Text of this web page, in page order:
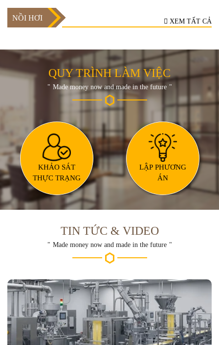
NỒI HƠI XEM TẤT CẢ
QUY TRÌNH LÀM VIỆC
Made money now and made in the future
KHẢO SÁT
THỰC TRẠNG
LẬP PHƯƠNG
ÁN
TIN TỨC & VIDEO
Made money now and made in the future